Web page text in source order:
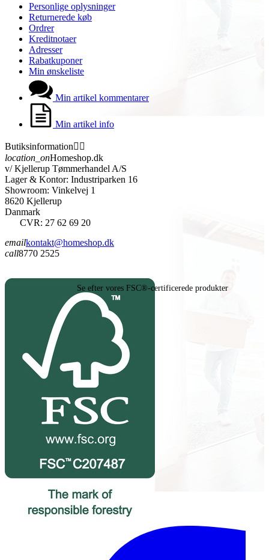
Personlige oplysninger
Returnerede køb
Ordrer
Kreditnotaer
Adresser
Rabatkuponer
Min ønskeliste
Min artikel kommentarer
Min artikel info
Butiksinformation 
location_onHomeshop.dk
v/ Kjellerup Tømmerhandel A/S
Lager & Kontor: Industriparken 16
Showroom: Vinkelvej 1
8620 Kjellerup
Danmark
CVR: 27 62 69 20
emailkontakt@homeshop.dk
call8770 2525
Se efter vores FSC®-certificerede produkter